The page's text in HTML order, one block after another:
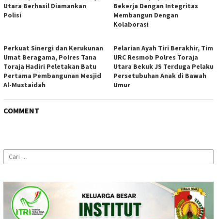
Utara Berhasil Diamankan
Polisi
Bekerja Dengan Integritas
Membangun Dengan
Kolaborasi
Perkuat Sinergi dan Kerukunan
Umat Beragama, Polres Tana
Toraja Hadiri Peletakan Batu
Pertama Pembangunan Mesjid
Al-Mustaidah
Pelarian Ayah Tiri Berakhir, Tim
URC Resmob Polres Toraja
Utara Bekuk JS Terduga Pelaku
Persetubuhan Anak di Bawah
Umur
COMMENT
Cari
untuk: